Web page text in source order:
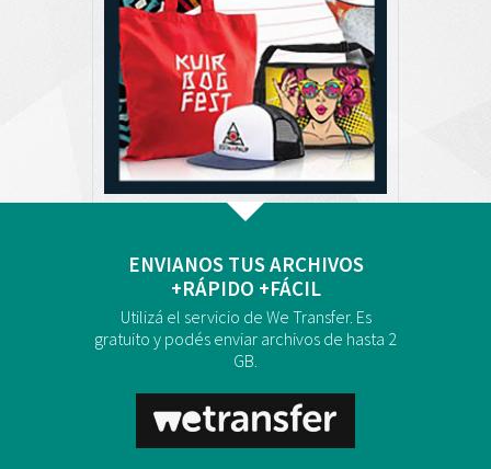
ENVIANOS TUS ARCHIVOS
+RÁPIDO +FÁCIL
Utilizá el servicio de We Transfer. Es
gratuito y podés enviar archivos de hasta 2
GB.